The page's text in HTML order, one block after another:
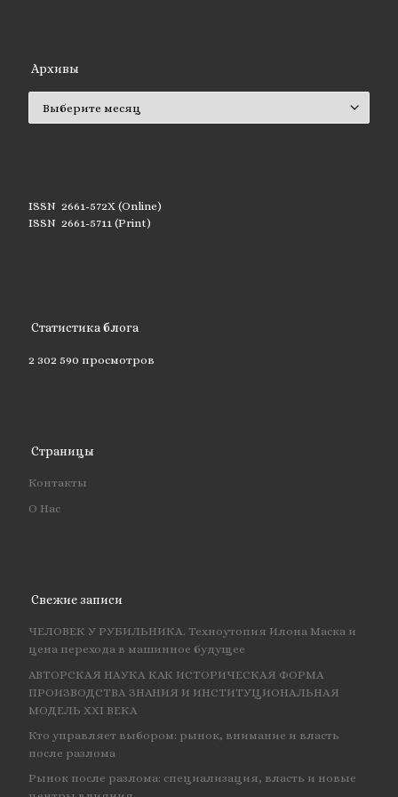
Архивы
ISSN 2661-572X (Online)
ISSN 2661-5711 (Print)
Статистика блога
2 302 590 просмотров
Страницы
Контакты
О Нас
Свежие записи
ЧЕЛОВЕК У РУБИЛЬНИКА. Техноутопия Илона Маска и
цена перехода в машинное будущее
АВТОРСКАЯ НАУКА КАК ИСТОРИЧЕСКАЯ ФОРМА
ПРОИЗВОДСТВА ЗНАНИЯ И ИНСТИТУЦИОНАЛЬНАЯ
МОДЕЛЬ XXI ВЕКА
Кто управляет выбором: рынок, внимание и власть
после разлома
Рынок после разлома: специализация, власть и новые